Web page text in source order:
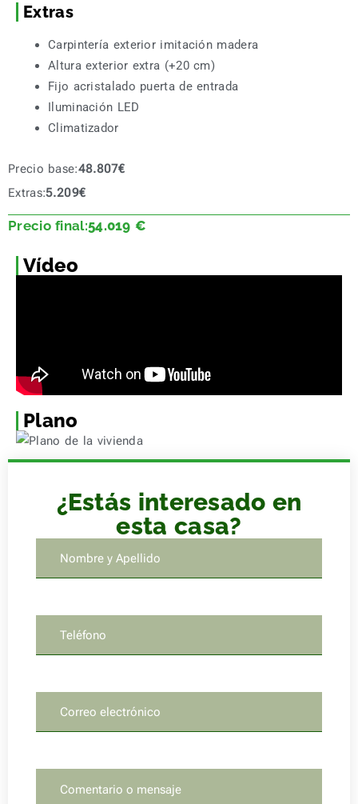
Extras
Carpintería exterior imitación madera
Altura exterior extra (+20 cm)
Fijo acristalado puerta de entrada
Iluminación LED
Climatizador
Precio base:48.807€
Extras:5.209€
Precio final:54.019€
Vídeo
Plano
¿Estás interesado en
esta casa?